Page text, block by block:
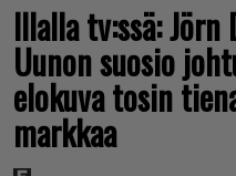
Illalla tv:ssä:
Uunon suosio
elokuva tosin
markkaa